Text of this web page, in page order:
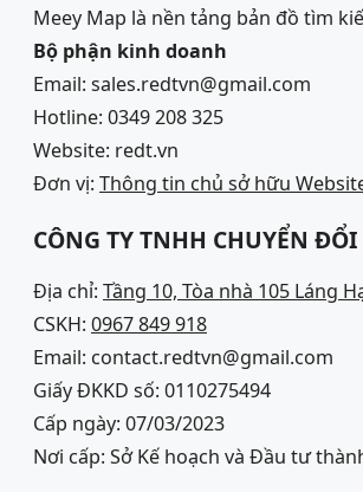
Meey Map là nền tảng bản đồ tìm
Bộ phận kinh doanh
Email: sales.redtvn@gmail.com
Hotline: 0349 208 325
Website: redt.vn
Đơn vị: Thông tin chủ sở hữu
CÔNG TY TNHH CHUYỂN
Địa chỉ: Tầng 10, Tòa nhà 105 Láng
CSKH: 0967 849 918
Email: contact.redtvn@gmail.com
Giấy ĐKKD số: 0110275494
Cấp ngày: 07/03/2023
Nơi cấp: Sở Kế hoạch và Đầu tư